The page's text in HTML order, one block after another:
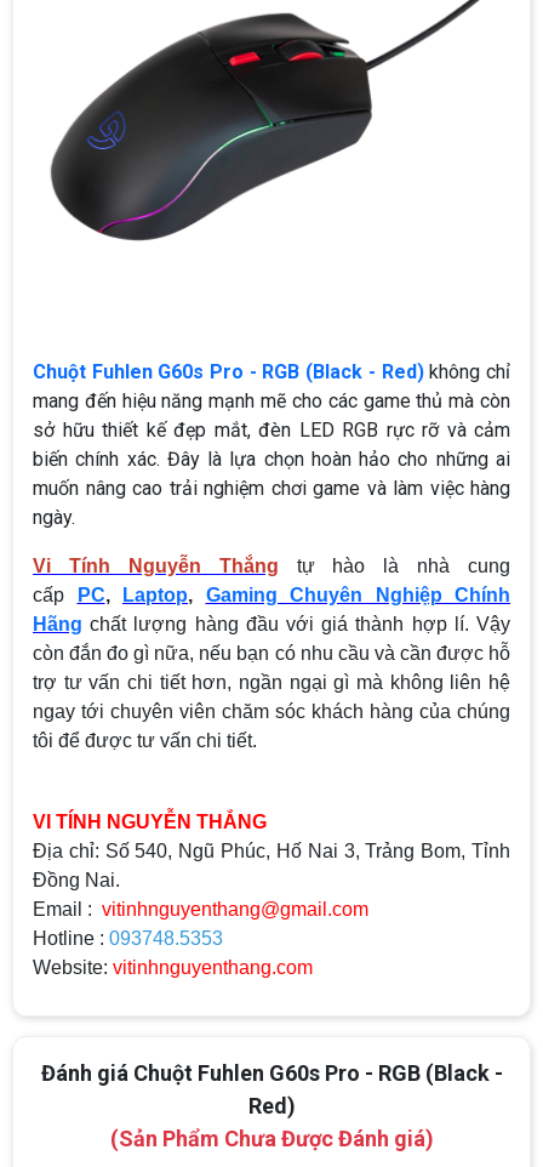
Chuột Fuhlen G60s Pro - RGB (Black - Red)không chỉ
mang đến hiệu năng mạnh mẽ cho các game thủ mà còn
sở hữu thiết kế đẹp mắt, đèn LED RGB rực rỡ và cảm
biến chính xác. Đây là lựa chọn hoàn hảo cho những ai
muốn nâng cao trải nghiệm chơi game và làm việc hàng
ngày.
Vi Tính Nguyễn Thắng tự hào là nhà cung
cấp
PC, Laptop, Gaming Chuyên Nghiệp Chính
Hãng chất lượng hàng đầu với giá thành hợp lí. Vậy
còn đắn đo gì nữa, nếu bạn có nhu cầu và cần được hỗ
trợ tư vấn chi tiết hơn, ngần ngại gì mà không liên hệ
ngay tới chuyên viên chăm sóc khách hàng của chúng
tôi để được tư vấn chi tiết.
VI TÍNH NGUYỄN THẮNG
Địa chỉ: Số 540, Ngũ Phúc, Hố Nai 3, Trảng Bom, Tỉnh
Đồng Nai.
Email : vitinhnguyenthang@gmail.com
Hotline : 093748.5353
Website: vitinhnguyenthang.com
Đánh giá Chuột Fuhlen G60s Pro - RGB (Black -
Red)
(Sản Phẩm Chưa Được Đánh giá)
Top 18 tựa game PC huyền thoại gắn liền